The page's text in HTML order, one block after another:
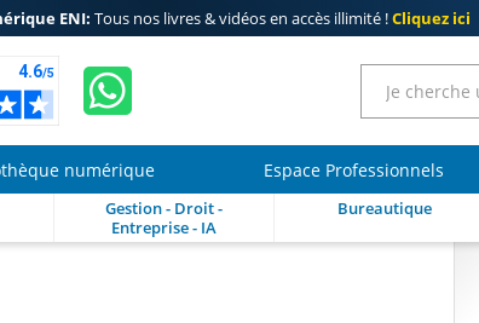
ENI: Tous nos livres & vidéos en accès illimité !Cliquez ici
numérique Espace Professionnels
Gestion - Droit -
Entreprise - IA
Bureautique